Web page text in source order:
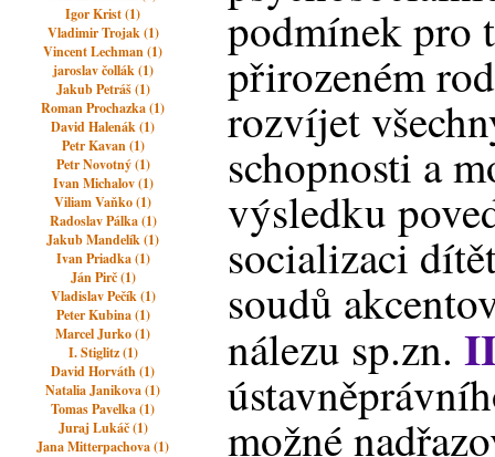
Igor Krist (1)
Vladimir Trojak (1)
Vincent Lechman (1)
jaroslav čollák (1)
Jakub Petráš (1)
Roman Prochazka (1)
David Halenák (1)
Petr Kavan (1)
Petr Novotný (1)
Ivan Michalov (1)
Viliam Vaňko (1)
Radoslav Pálka (1)
Jakub Mandelík (1)
Ivan Priadka (1)
Ján Pirč (1)
Vladislav Pečík (1)
Peter Kubina (1)
Marcel Jurko (1)
I. Stiglitz (1)
David Horváth (1)
Natalia Janikova (1)
Tomas Pavelka (1)
Juraj Lukáč (1)
Jana Mitterpachova (1)
podmínek pro
přirozeném
rozvíjet
schopnosti a
výsledku
socializaci
soudů
nálezu sp.zn.
možné